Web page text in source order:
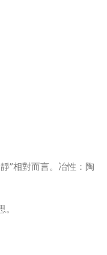
”相對而言。冶性：陶